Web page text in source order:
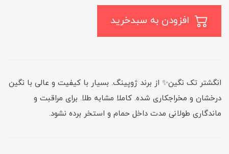
انگشتر تک نگین✨ از برند ژوپینگ. بسیار با کیفیت و عالی با نگین
درخشان و مخراجکاری شده. کاملا مشابه طلا. برای مراقبت و
ماندگاری طولانی مدت داخل حمام و استخر برده نشود.